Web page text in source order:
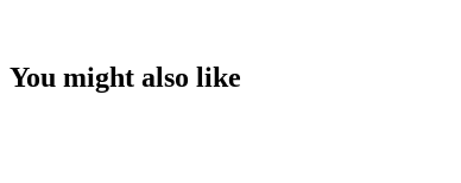
You might also like